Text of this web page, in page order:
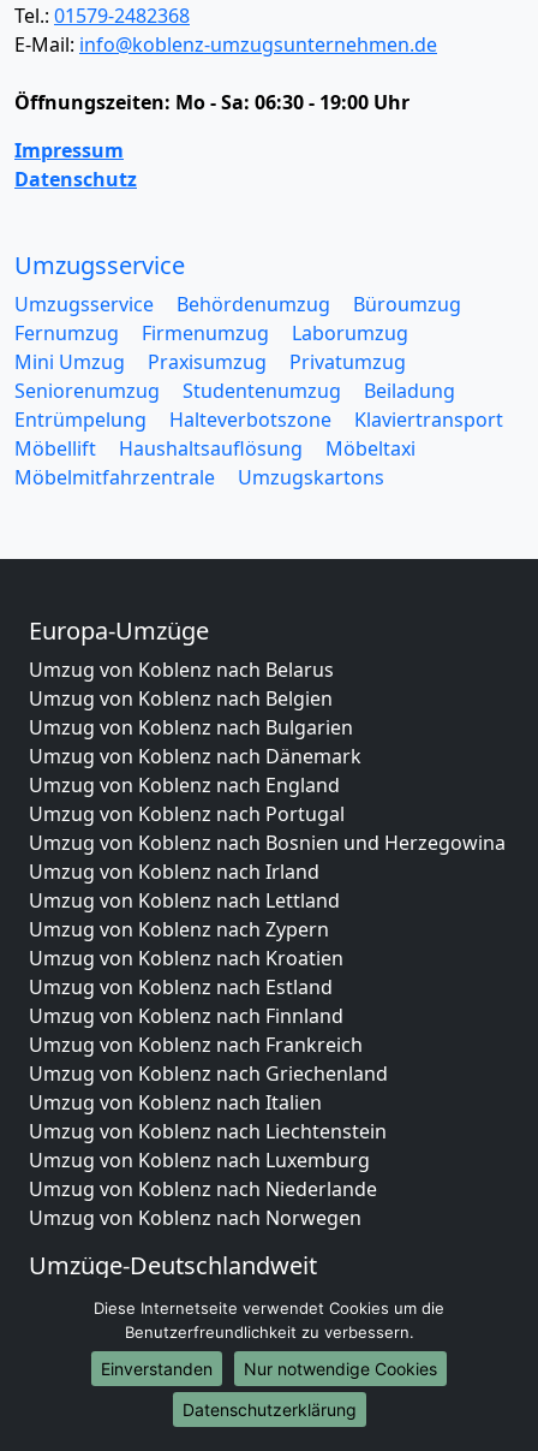
Tel.: 01579-2482368
E-Mail: info@koblenz-umzugsunternehmen.de
Öffnungszeiten: Mo - Sa: 06:30 - 19:00 Uhr
Impressum
Datenschutz
Umzugsservice
Umzugsservice Behördenumzug
Büroumzug
Fernumzug
Firmenumzug
Laborumzug
Mini Umzug
Praxisumzug
Privatumzug
Seniorenumzug
Studentenumzug
Beiladung
Entrümpelung
Halteverbotszone
Klaviertransport
Möbellift
Haushaltsauflösung
Möbeltaxi
Möbelmitfahrzentrale
Umzugskartons
Europa-Umzüge
Umzug von Koblenz nach Belarus
Umzug von Koblenz nach Belgien
Umzug von Koblenz nach Bulgarien
Umzug von Koblenz nach Dänemark
Umzug von Koblenz nach England
Umzug von Koblenz nach Portugal
Umzug von Koblenz nach Bosnien und Herzegowina
Umzug von Koblenz nach Irland
Umzug von Koblenz nach Lettland
Umzug von Koblenz nach Zypern
Umzug von Koblenz nach Kroatien
Umzug von Koblenz nach Estland
Umzug von Koblenz nach Finnland
Umzug von Koblenz nach Frankreich
Umzug von Koblenz nach Griechenland
Umzug von Koblenz nach Italien
Umzug von Koblenz nach Liechtenstein
Umzug von Koblenz nach Luxemburg
Umzug von Koblenz nach Niederlande
Umzug von Koblenz nach Norwegen
Umzüge-Deutschlandweit
Umzug von Koblenz nach Berlin
Umzug von Koblenz nach Hamburg
Umzug von Koblenz nach München
Umzug von Koblenz nach Köln
Umzug von Koblenz nach Frankfurt am Main
Diese Internetseite verwendet Cookies um die
Benutzerfreundlichkeit zu verbessern.
Einverstanden
Nur notwendige Cookies
Datenschutzerklärung